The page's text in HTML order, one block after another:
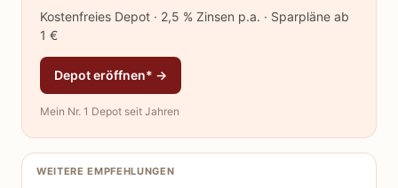
Kostenfreies Depot · 2,5 % Zinsen p.a. · Sparpläne ab
1 €
Depot eröffnen* →
Mein Nr. 1 Depot seit Jahren
WEITERE EMPFEHLUNGEN